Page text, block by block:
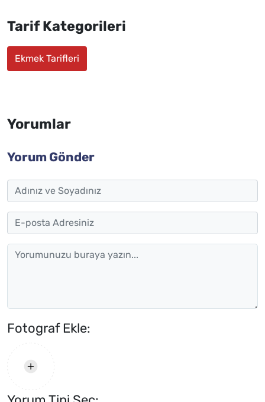
Tarif Kategorileri
Ekmek Tarifleri
Yorumlar
Yorum Gönder
Fotograf Ekle: